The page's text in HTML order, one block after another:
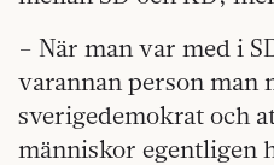
– När man var med i
varannan person man
sverigedemokrat och
människor egentligen